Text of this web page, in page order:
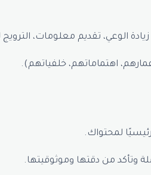
الوعي، تقديم معلومات، الترويج
اهتماماتهم، خلفياتهم).
لمحتواك.
وتأكد من دقتها وموثوقيتها.